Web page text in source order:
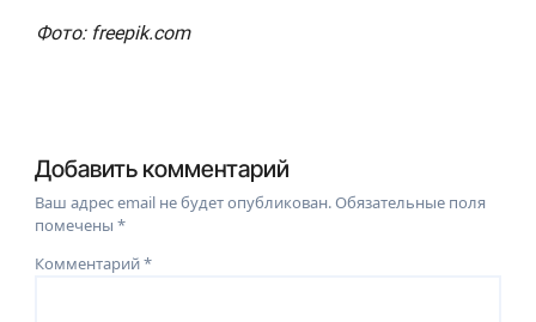
Фото: freepik.com
Добавить комментарий
Ваш адрес email не будет опубликован.Обязательные поля
помечены*
Комментарий*